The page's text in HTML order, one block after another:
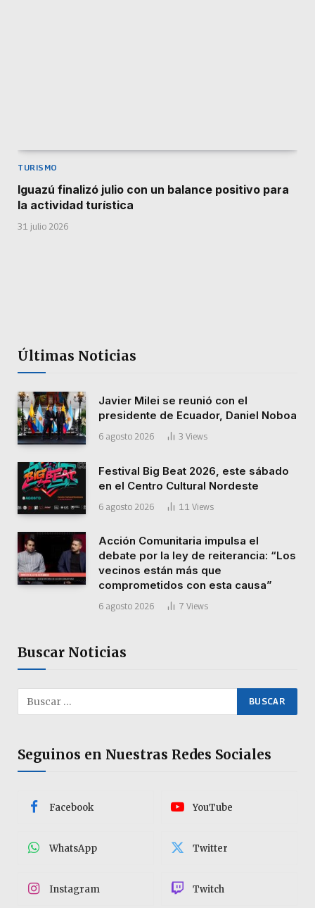
TURISMO
Iguazú finalizó julio con un balance positivo para
la actividad turística
31 julio 2026
Últimas Noticias
Javier Milei se reunió con el
presidente de Ecuador, Daniel Noboa
6 agosto 2026 3 Views
Festival Big Beat 2026, este sábado
en el Centro Cultural Nordeste
6 agosto 2026 11 Views
Acción Comunitaria impulsa el
debate por la ley de reiterancia: “Los
vecinos están más que
comprometidos con esta causa”
6 agosto 2026 7 Views
Buscar Noticias
Seguinos en Nuestras Redes Sociales
Facebook YouTube
WhatsApp Twitter
Instagram Twitch